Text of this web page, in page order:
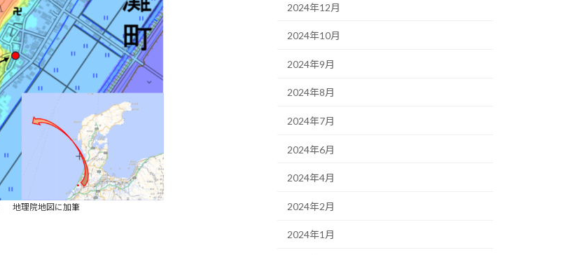
地理院地図に加筆
2024年12月
2024年10月
2024年9月
2024年8月
2024年7月
2024年6月
2024年4月
2024年2月
2024年1月